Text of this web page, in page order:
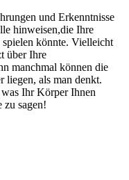
und⁤ Erkenntnisse‍
hinweisen,die Ihre
könnte. Vielleicht
über‌ Ihre
manchmal können die
liegen,⁣ als man denkt.
was Ihr Körper ⁤Ihnen
zu sagen!